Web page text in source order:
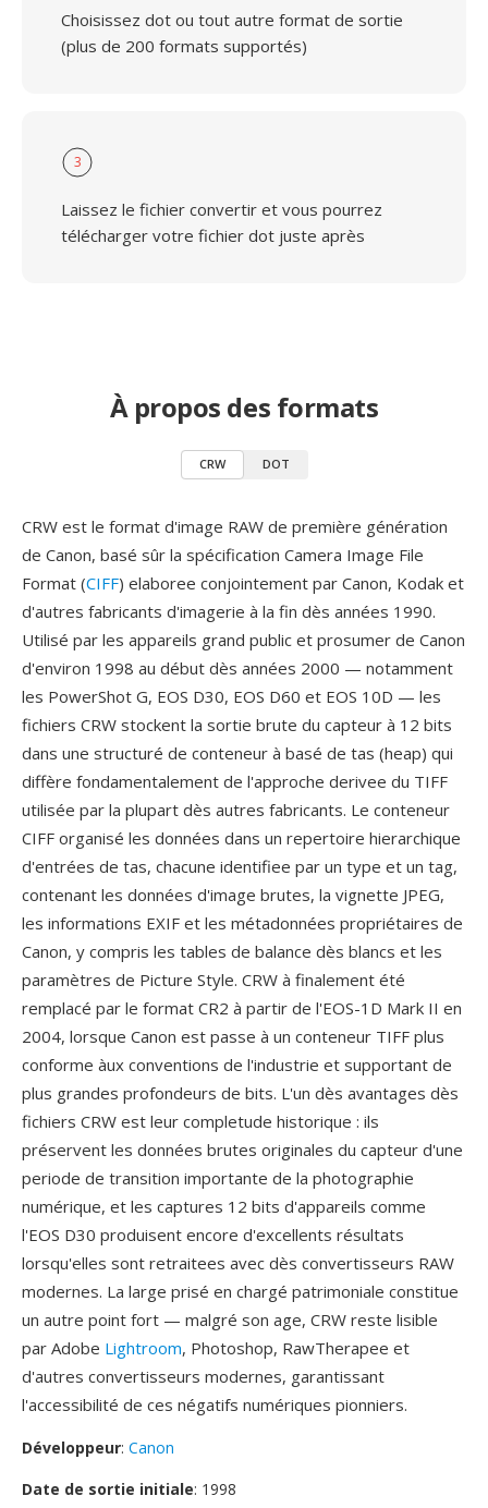
Choisissez dot ou tout autre format de sortie
(plus de 200 formats supportés)
3
Laissez le fichier convertir et vous pourrez
télécharger votre fichier dot juste après
À propos des formats
CRW DOT
CRW est le format d'image RAW de première génération
de Canon, basé sûr la spécification Camera Image File
Format (CIFF) elaboree conjointement par Canon, Kodak et
d'autres fabricants d'imagerie à la fin dès années 1990.
Utilisé par les appareils grand public et prosumer de Canon
d'environ 1998 au début dès années 2000 — notamment
les PowerShot G, EOS D30, EOS D60 et EOS 10D — les
fichiers CRW stockent la sortie brute du capteur à 12 bits
dans une structuré de conteneur à basé de tas (heap) qui
diffère fondamentalement de l'approche derivee du TIFF
utilisée par la plupart dès autres fabricants. Le conteneur
CIFF organisé les données dans un repertoire hierarchique
d'entrées de tas, chacune identifiee par un type et un tag,
contenant les données d'image brutes, la vignette JPEG,
les informations EXIF et les métadonnées propriétaires de
Canon, y compris les tables de balance dès blancs et les
paramètres de Picture Style. CRW à finalement été
remplacé par le format CR2 à partir de l'EOS-1D Mark II en
2004, lorsque Canon est passe à un conteneur TIFF plus
conforme àux conventions de l'industrie et supportant de
plus grandes profondeurs de bits. L'un dès avantages dès
fichiers CRW est leur completude historique : ils
préservent les données brutes originales du capteur d'une
periode de transition importante de la photographie
numérique, et les captures 12 bits d'appareils comme
l'EOS D30 produisent encore d'excellents résultats
lorsqu'elles sont retraitees avec dès convertisseurs RAW
modernes. La large prisé en chargé patrimoniale constitue
un autre point fort — malgré son age, CRW reste lisible
par Adobe Lightroom, Photoshop, RawTherapee et
d'autres convertisseurs modernes, garantissant
l'accessibilité de ces négatifs numériques pionniers.
Développeur: Canon
Date de sortie initiale: 1998